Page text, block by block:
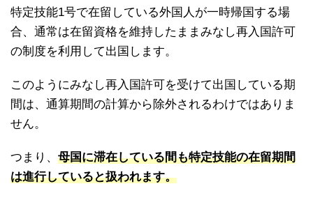
特定技能1号で在留している外国人が一時帰国する場
合、通常は在留資格を維持したままみなし再入国許可
の制度を利用して出国します。
このようにみなし再入国許可を受けて出国している期
間は、通算期間の計算から除外されるわけではありま
せん。
つまり、 母国に滞在している間も特定技能の在留期間
は進行していると扱われます。